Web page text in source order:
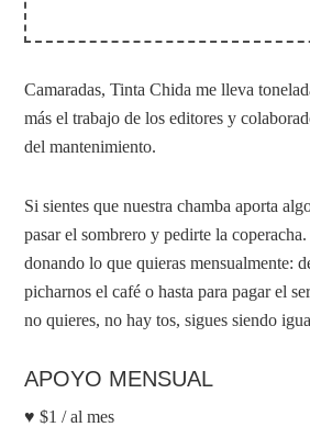
Camaradas, Tinta Chida me lleva
más el trabajo de los editores y
del mantenimiento.
Si sientes que nuestra chamba aporta
pasar el sombrero y pedirte la
donando lo que quieras mensualmente:
picharnos el café o hasta para pagar el
no quieres, no hay tos, sigues siendo
APOYO MENSUAL
♥ $1 / al mes